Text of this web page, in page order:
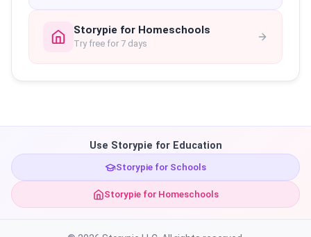
Storypie for Homeschools
Try free for 7 days
Use Storypie for Education
Storypie for Schools
Storypie for Homeschools